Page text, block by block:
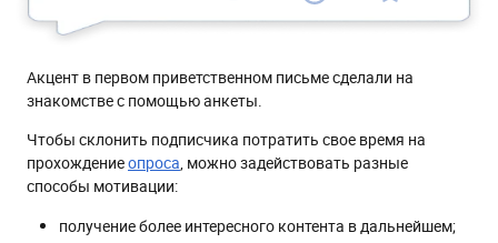
Акцент в первом приветственном письме сделали на
знакомстве с помощью анкеты.
Чтобы склонить подписчика потратить свое время на
прохождениеопроса, можно задействовать разные
способы мотивации:
получение более интересного контента в дальнейшем;